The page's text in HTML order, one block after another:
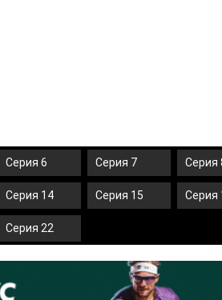
Серия 6 Серия 7 Серия
Серия 14 Серия 15 Серия
Серия 22